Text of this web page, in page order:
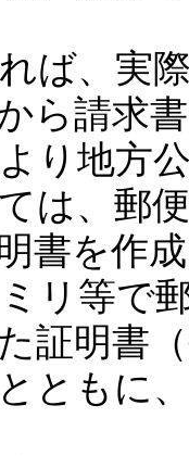
ば、実
ら請求
り地方
は、郵
書を作
リ等で
証明書
ともに